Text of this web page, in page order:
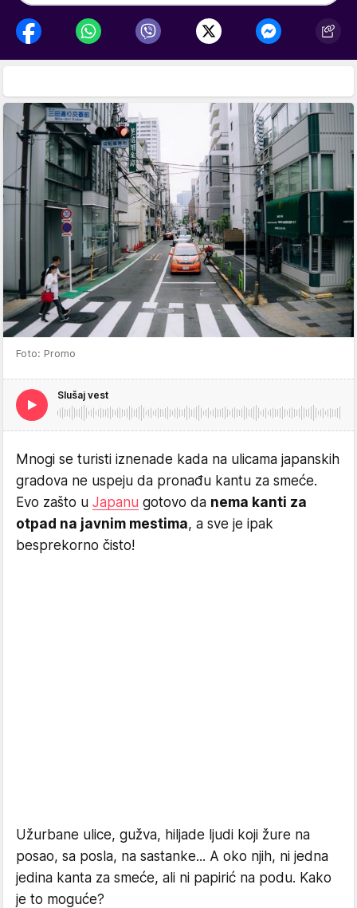
Foto: Promo
Slušaj vest
Mnogi se turisti iznenade kada na ulicama japanskih
gradova ne uspeju da pronađu kantu za smeće.
Evo zašto u Japanu gotovo da nema kanti za
otpad na javnim mestima, a sve je ipak
besprekorno čisto!
Užurbane ulice, gužva, hiljade ljudi koji žure na
posao, sa posla, na sastanke... A oko njih, ni jedna
jedina kanta za smeće, ali ni papirić na podu. Kako
je to moguće?